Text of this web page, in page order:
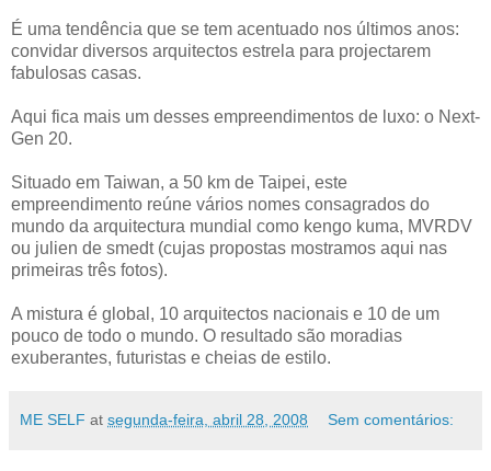
É uma tendência que se tem acentuado nos últimos anos:
convidar diversos arquitectos estrela para projectarem
fabulosas casas.
Aqui fica mais um desses empreendimentos de luxo: o Next-
Gen 20.
Situado em Taiwan, a 50 km de Taipei, este
empreendimento reúne vários nomes consagrados do
mundo da arquitectura mundial como kengo kuma, MVRDV
ou julien de smedt (cujas propostas mostramos aqui nas
primeiras três fotos).
A mistura é global, 10 arquitectos nacionais e 10 de um
pouco de todo o mundo. O resultado são moradias
exuberantes, futuristas e cheias de estilo.
ME SELF at segunda-feira, abril 28, 2008 Sem comentários: